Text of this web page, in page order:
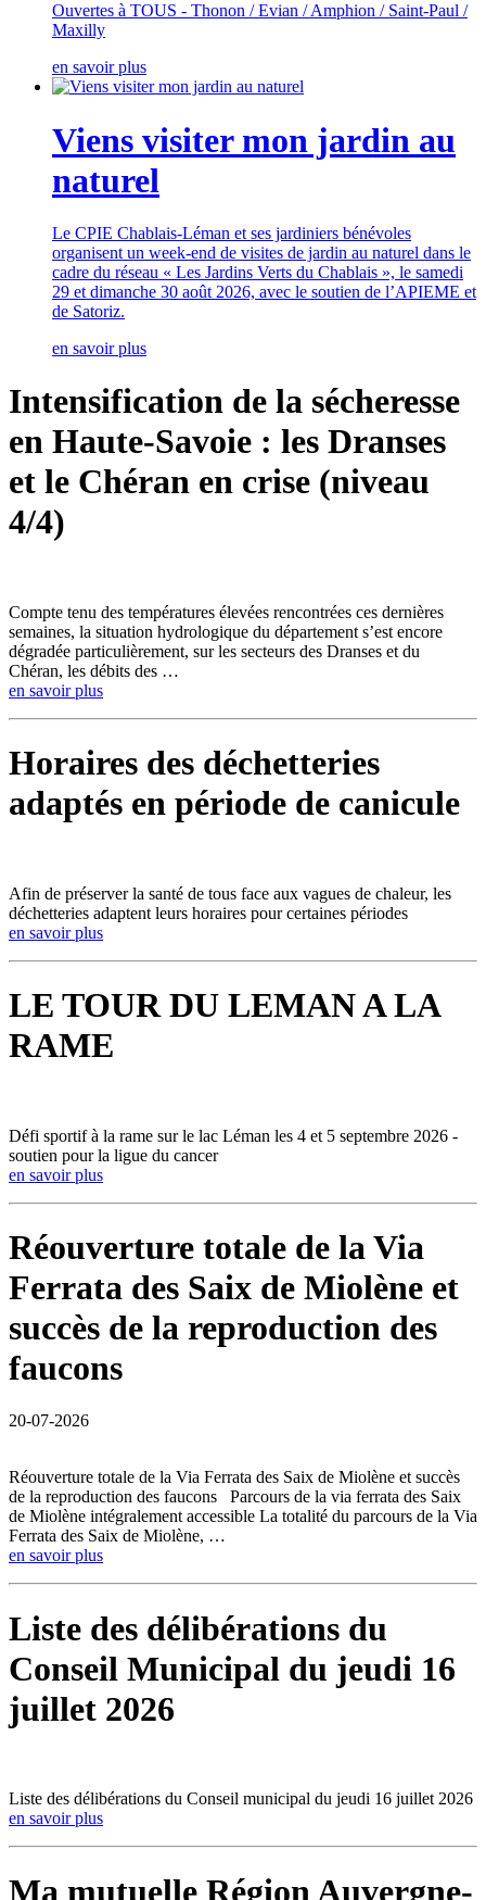
Ouvertes à TOUS - Thonon / Evian / Amphion / Saint-Paul /
Maxilly
en savoir plus
Viens visiter mon jardin au
naturel
Le CPIE Chablais-Léman et ses jardiniers bénévoles
organisent un week-end de visites de jardin au naturel dans le
cadre du réseau « Les Jardins Verts du Chablais », le samedi
29 et dimanche 30 août 2026, avec le soutien de l’APIEME et
de Satoriz.
en savoir plus
Intensification de la sécheresse
en Haute-Savoie : les Dranses
et le Chéran en crise (niveau
4/4)
Compte tenu des températures élevées rencontrées ces dernières
semaines, la situation hydrologique du département s’est encore
dégradée particulièrement, sur les secteurs des Dranses et du
Chéran, les débits des …
en savoir plus
Horaires des déchetteries
adaptés en période de canicule
Afin de préserver la santé de tous face aux vagues de chaleur, les
déchetteries adaptent leurs horaires pour certaines périodes
en savoir plus
LE TOUR DU LEMAN A LA
RAME
Défi sportif à la rame sur le lac Léman les 4 et 5 septembre 2026 -
soutien pour la ligue du cancer
en savoir plus
Réouverture totale de la Via
Ferrata des Saix de Miolène et
succès de la reproduction des
faucons
20-07-2026
Réouverture totale de la Via Ferrata des Saix de Miolène et succès
de la reproduction des faucons Parcours de la via ferrata des Saix
de Miolène intégralement accessible La totalité du parcours de la Via
Ferrata des Saix de Miolène, …
en savoir plus
Liste des délibérations du
Conseil Municipal du jeudi 16
juillet 2026
Liste des délibérations du Conseil municipal du jeudi 16 juillet 2026
en savoir plus
Ma mutuelle Région Auvergne-